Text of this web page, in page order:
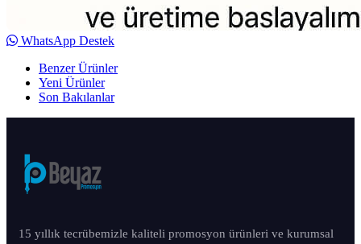
WhatsApp Destek
Benzer Ürünler
Yeni Ürünler
Son Bakılanlar
15 yıllık tecrübemizle kaliteli promosyon ürünleri ve kurumsal